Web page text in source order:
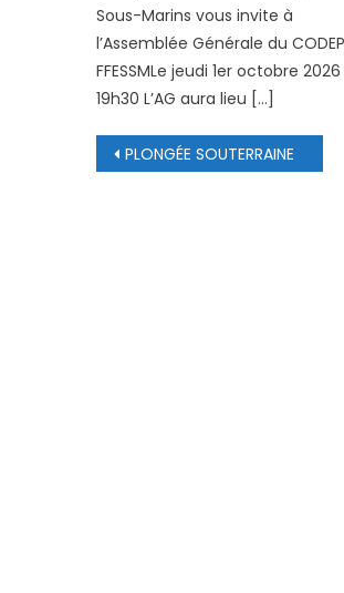
Sous-Marins vous invite à
l’Assemblée Générale du
FFESSMLe jeudi 1er octobre
19h30 L’AG aura lieu […]
Navigation de
PLONGÉE SOUTERRAINE